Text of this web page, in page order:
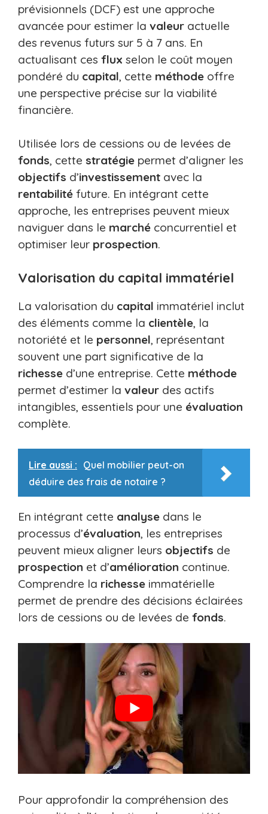
prévisionnels (DCF) est une approche
avancée pour estimer la valeur actuelle
des revenus futurs sur 5 à 7 ans. En
actualisant ces flux selon le coût moyen
pondéré du capital, cette méthode offre
une perspective précise sur la viabilité
financière.
Utilisée lors de cessions ou de levées de
fonds, cette stratégie permet d’aligner les
objectifs d’investissement avec la
rentabilité future. En intégrant cette
approche, les entreprises peuvent mieux
naviguer dans le marché concurrentiel et
optimiser leur prospection.
Valorisation du capital immatériel
La valorisation du capital immatériel inclut
des éléments comme la clientèle, la
notoriété et le personnel, représentant
souvent une part significative de la
richesse d’une entreprise. Cette méthode
permet d’estimer la valeur des actifs
intangibles, essentiels pour une évaluation
complète.
Lire aussi : Quel mobilier peut-on
déduire des frais de notaire ?
En intégrant cette analyse dans le
processus d’évaluation, les entreprises
peuvent mieux aligner leurs objectifs de
prospection et d’amélioration continue.
Comprendre la richesse immatérielle
permet de prendre des décisions éclairées
lors de cessions ou de levées de fonds.
Pour approfondir la compréhension des